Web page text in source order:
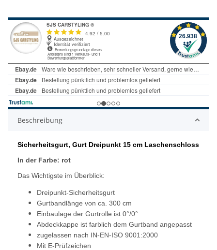
Beschreibung
Sicherheitsgurt, Gurt Dreipunkt 15 cm Laschenschloss
In der Farbe: rot
Das Wichtigste im Überblick:
Dreipunkt-Sicherheitsgurt
Gurtbandlänge von ca. 300 cm
Einbaulage der Gurtrolle ist 0°/0°
Abdeckkappe ist farblich dem Gurtband angepasst
zugelassen nach IN-EN-ISO 9001:2000
Mit E-Prüfzeichen